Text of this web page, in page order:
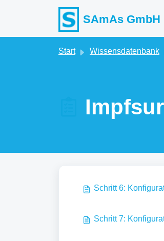
SAmAs GmbH
Start Wissensdatenbank
Schritt 6:
Schritt 7: